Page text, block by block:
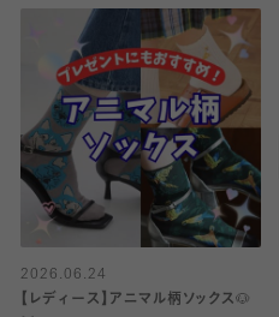
2026.06.24
【レディース】アニマル柄ソックス🐶